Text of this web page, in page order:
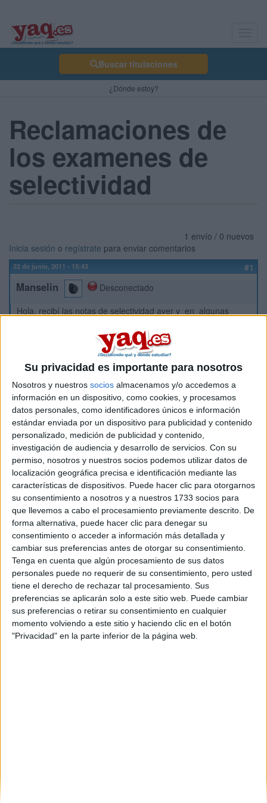
Su privacidad es importante para nosotros
Nosotros y nuestros socios almacenamos y/o accedemos a
información en un dispositivo, como cookies, y procesamos
datos personales, como identificadores únicos e información
estándar enviada por un dispositivo para publicidad y contenido
personalizado, medición de publicidad y contenido,
investigación de audiencia y desarrollo de servicios. Con su
permiso, nosotros y nuestros socios podemos utilizar datos de
localización geográfica precisa e identificación mediante las
características de dispositivos. Puede hacer clic para otorgarnos
su consentimiento a nosotros y a nuestros 1733 socios para
que llevemos a cabo el procesamiento previamente descrito. De
forma alternativa, puede hacer clic para denegar su
consentimiento o acceder a información más detallada y
cambiar sus preferencias antes de otorgar su consentimiento.
Tenga en cuenta que algún procesamiento de sus datos
personales puede no requerir de su consentimiento, pero usted
tiene el derecho de rechazar tal procesamiento. Sus
preferencias se aplicarán solo a este sitio web. Puede cambiar
sus preferencias o retirar su consentimiento en cualquier
momento volviendo a este sitio y haciendo clic en el botón
"Privacidad" en la parte inferior de la página web.
Buscar titulaciones
¿Dónde estoy?
Reclamaciones de
los examenes de
selectividad
1 envío / 0 nuevos
Inicia sesión o regístrate para enviar comentarios
22 de junio, 2011 - 15:43 #1
Manselin
Desconectado
Hola, recibí las notas de selectividad ayer y en algunas
tener , por lo tanto voy a pedir una revisión del examen, ya
que así es imposible que me baje la nota como con la
El problema es que en los papeles para reclamar me piden
que ponga los motivos por los cuales voy a reclamar. He
preguntado a otras personas y me han dicho que los motivos
tienen que estar redactados de una forma que sea medio
"pedante", y que no se me ocurra poner algo como : "creo
que tengo más nota".
Además, también me han dicho que deben ser diferente en
cada asignatura a reclamar, asi que no se que hace.
¿Podrían ayudarme con los motivos? Necesito 4 o 5 porque
sino no creo que llegue al aprobado que necesito.
Gracias de antemano.
Inicio
Etiquetas: Selectividad